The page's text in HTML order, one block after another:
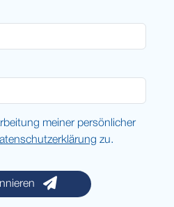
meiner persönlicher
zu.